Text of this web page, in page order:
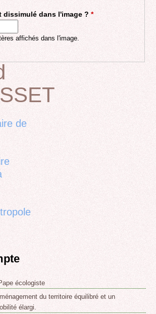
dissimulé dans l'image ? *
affichés dans l'image.
de
écologiste
du territoire équilibré et un
élargi.